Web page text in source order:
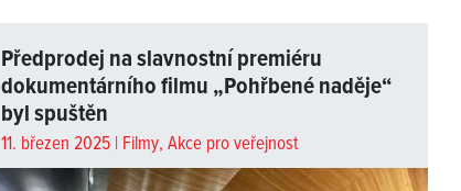
Předprodej na slavnostní premiéru
dokumentárního filmu „Pohřbené naděje“
byl spuštěn
11. březen 2025 | Filmy,Akce pro veřejnost